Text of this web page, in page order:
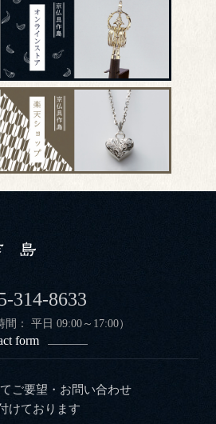
314-8633
間： 平日 09:00～17:00）
form
ご要望・お問い合わせ
けております